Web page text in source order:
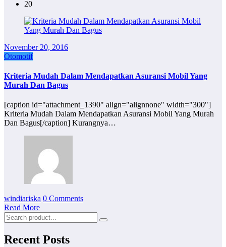
20
November 20, 2016
Otomotif
Kriteria Mudah Dalam Mendapatkan Asuransi Mobil Yang
Murah Dan Bagus
[caption id="attachment_1390" align="alignnone" width="300"]
Kriteria Mudah Dalam Mendapatkan Asuransi Mobil Yang Murah
Dan Bagus[/caption] Kurangnya…
windiariska 0 Comments
Read More
Recent Posts